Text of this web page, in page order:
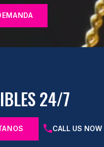
24/7
CALL US NOW